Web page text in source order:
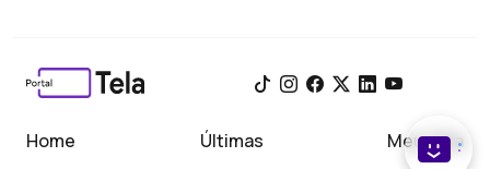
Home Últimas Meu Tela